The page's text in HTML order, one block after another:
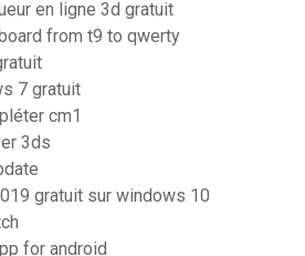
en ligne 3d gratuit
from t9 to qwerty
7 gratuit
cm1
3ds
gratuit sur windows 10
for android